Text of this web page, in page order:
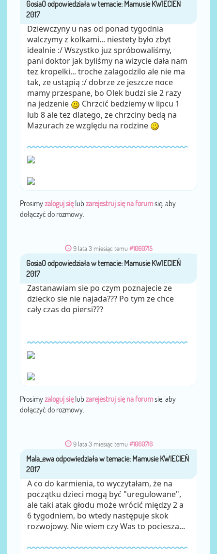
przez
Dziewczyny u nas od ponad tygodnia
walczymy z kolkami... niestety było zbyt
idealnie :/ Wszystko juz spróbowaliśmy,
pani doktor jak byliśmy na wizycie dała nam
tez kropelki... troche zalagodzilo ale nie ma
tak, ze ustąpią :/ dobrze ze jeszcze noce
mamy przespane, bo Olek budzi sie 2 razy
na jedzenie
Chrzcić bedziemy w lipcu 1
lub 8 ale tez dlatego, ze chrzciny bedą na
Mazurach ze względu na rodzine
Prosimyzaloguj sięlub zarejestruj się na forumsię, aby
dołączyć do rozmowy.
9 lata 3 miesiąc temu #1060715
przezGosiaO
Zastanawiam sie po czym poznajecie ze
dziecko sie nie najada??? Po tym ze chce
cały czas do piersi???
Prosimyzaloguj sięlub zarejestruj się na forumsię, aby
dołączyć do rozmowy.
9 lata 3 miesiąc temu #1060716
przezMala_ewa
A co do karmienia, to wyczytałam, że na
początku dzieci mogą być "uregulowane",
ale taki atak głodu może wrócić między 2 a
6 tygodniem, bo wtedy następuje skok
rozwojowy. Nie wiem czy Was to pociesza...